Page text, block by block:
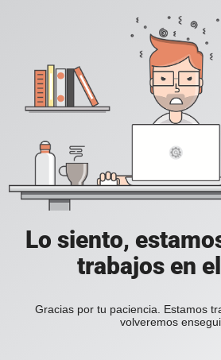
Lo siento,
trabajos en
Gracias por tu paciencia. Estamos
volveremos